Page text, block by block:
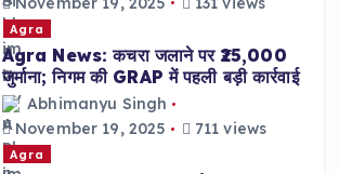
Agra
Agra News: कचरा जलाने पर ₹25,000
जुर्माना; निगम की GRAP में पहली बड़ी कार्रवाई
Abhimanyu Singh
November 19, 2025
711 views
Agra